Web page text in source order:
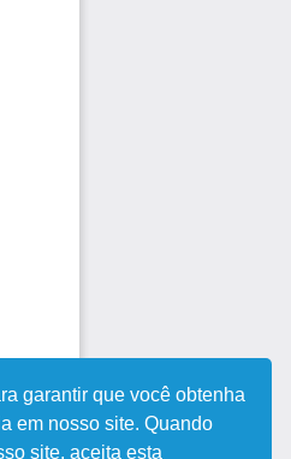
garantir que você obtenha
em nosso site. Quando
site, aceita esta